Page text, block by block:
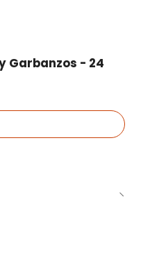
Garbanzos - 24